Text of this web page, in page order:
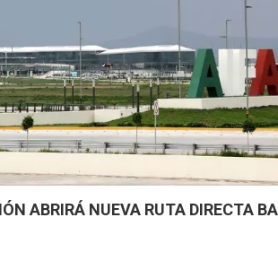
ABRIRÁ NUEVA RUTA DIRECTA